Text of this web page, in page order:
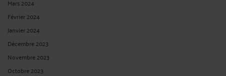
Mars 2024
Février 2024
Janvier 2024
Décembre 2023
Novembre 2023
Octobre 2023